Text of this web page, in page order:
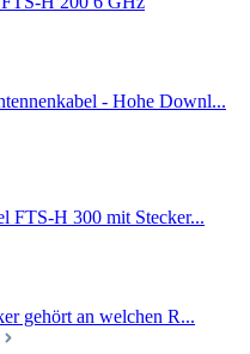
- Hohe Downl...
FTS-H 300 mit Stecker...
gehört an welchen R...